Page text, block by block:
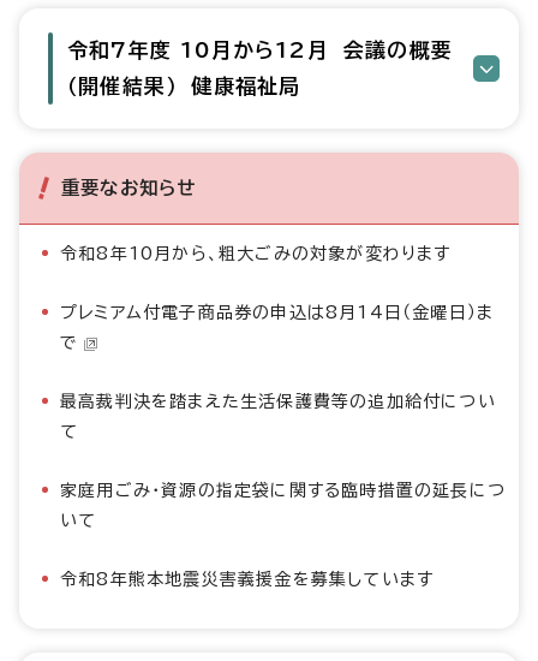
令和7年度 10月から12月 会議の概要
（開催結果） 健康福祉局
重要なお知らせ
令和8年10月から、粗大ごみの対象が変わります
プレミアム付電子商品券の申込は8月14日（金曜日）ま
で
最高裁判決を踏まえた生活保護費等の追加給付につい
て
家庭用ごみ・資源の指定袋に関する臨時措置の延長につ
いて
令和8年熊本地震災害義援金を募集しています